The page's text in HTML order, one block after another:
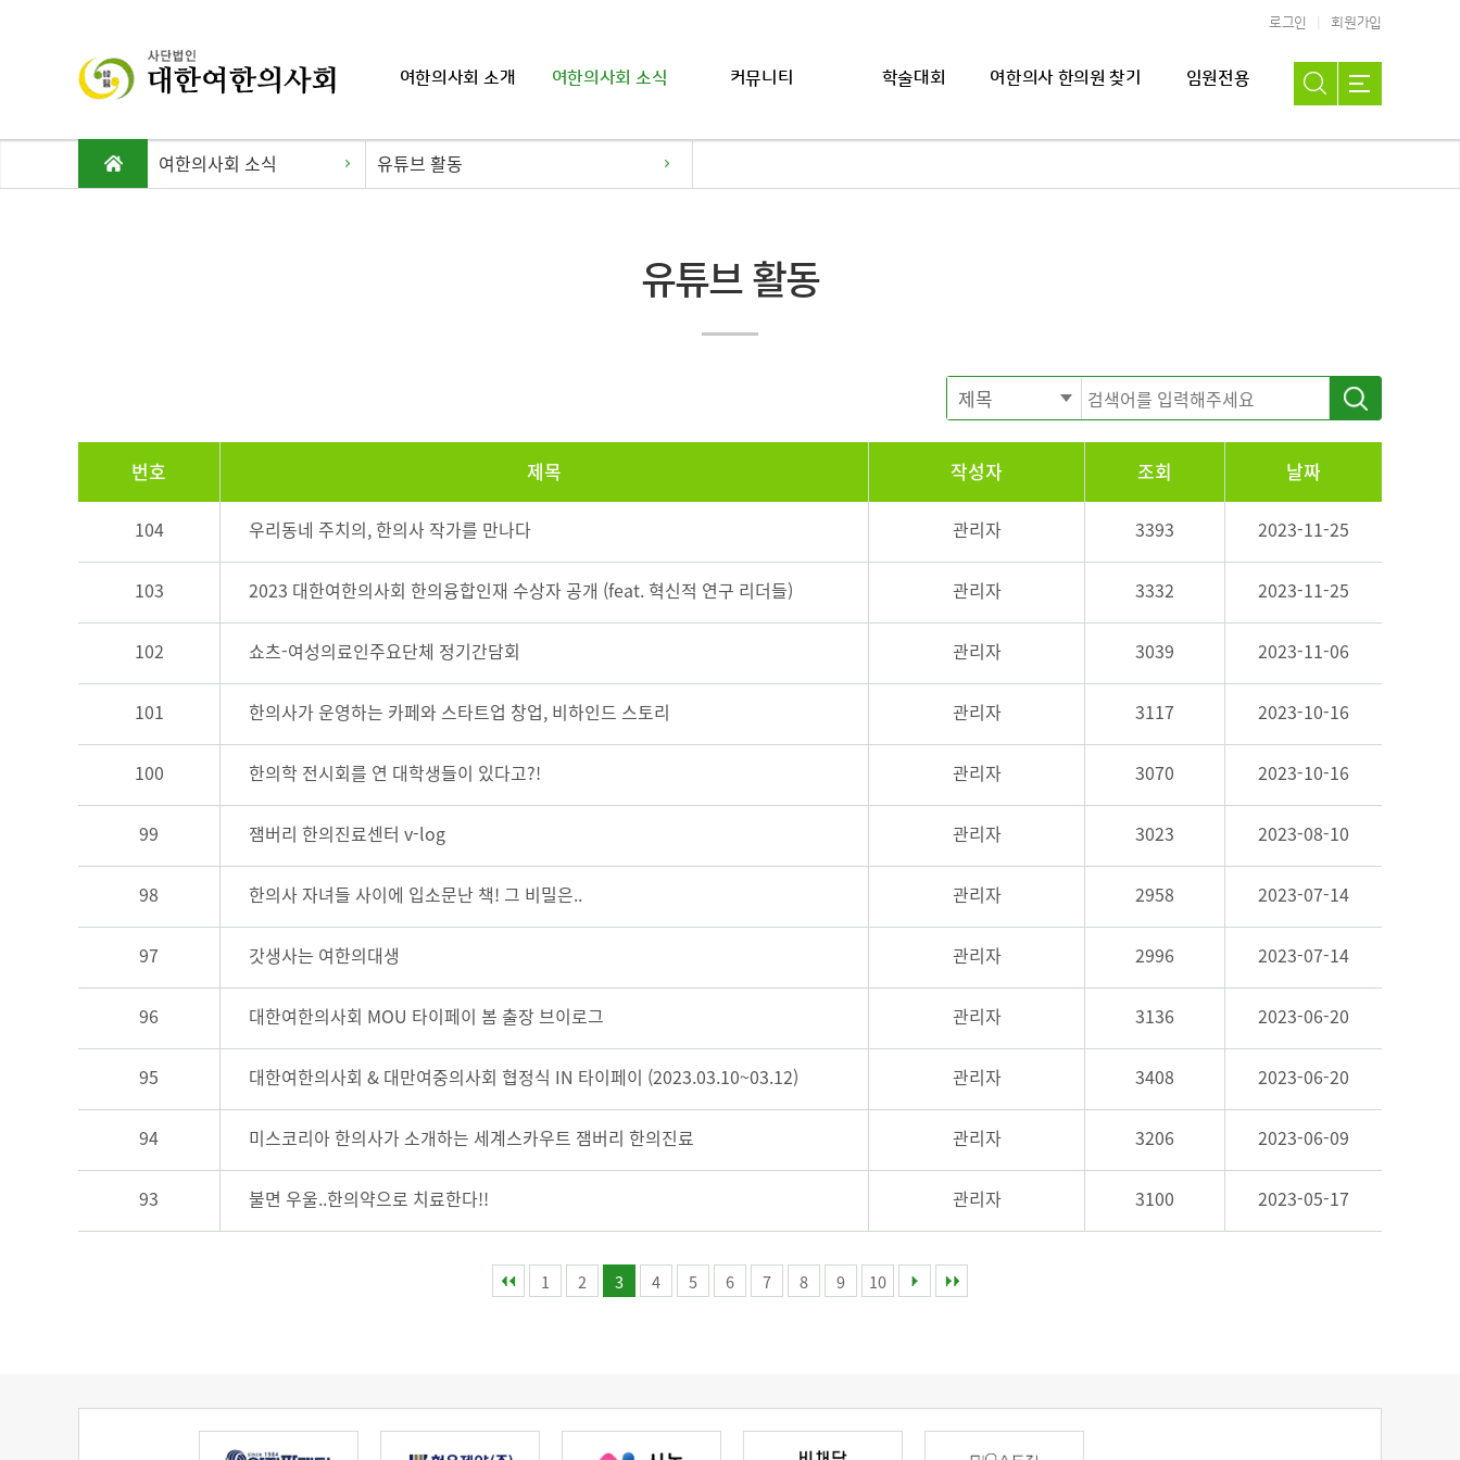
로그인 회원가입
여한의사회 소개 여한의사회 소식 커뮤니티 학술대회 여한의사 한의원 찾기 임원전용
여한의사회 소식 유튜브 활동
유튜브 활동
번호 제목 작성자 조회 날짜
104 우리동네 주치의, 한의사 작가를 만나다 관리자 3393 2023-11-25
103 2023 대한여한의사회 한의융합인재 수상자 공개 (feat. 혁신적 연구 리더들) 관리자 3332 2023-11-25
102 쇼츠-여성의료인주요단체 정기간담회 관리자 3039 2023-11-06
101 한의사가 운영하는 카페와 스타트업 창업, 비하인드 스토리 관리자 3117 2023-10-16
100 한의학 전시회를 연 대학생들이 있다고?! 관리자 3070 2023-10-16
99 잼버리 한의진료센터 v-log 관리자 3023 2023-08-10
98 한의사 자녀들 사이에 입소문난 책! 그 비밀은.. 관리자 2958 2023-07-14
97 갓생사는 여한의대생 관리자 2996 2023-07-14
96 대한여한의사회 MOU 타이페이 봄 출장 브이로그 관리자 3136 2023-06-20
95 대한여한의사회 & 대만여중의사회 협정식 IN 타이페이 (2023.03.10~03.12) 관리자 3408 2023-06-20
94 미스코리아 한의사가 소개하는 세계스카우트 잼버리 한의진료 관리자 3206 2023-06-09
93 불면 우울..한의약으로 치료한다!! 관리자 3100 2023-05-17
1 2 3 4 5 6 7 8 9 10